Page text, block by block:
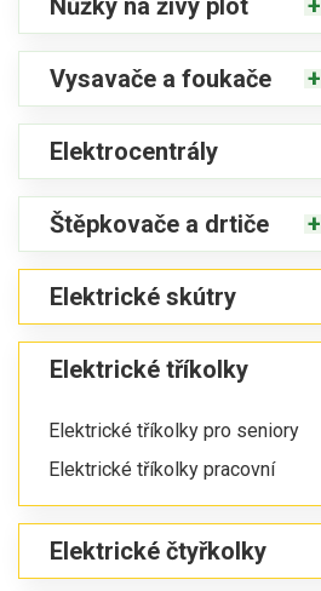
Nůžky na živý plot
Vysavače a foukače
Elektrocentrály
Štěpkovače a drtiče
Elektrické skútry
Elektrické tříkolky
Elektrické tříkolky pro seniory
Elektrické tříkolky pracovní
Elektrické čtyřkolky